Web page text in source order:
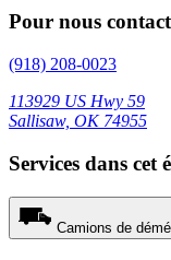
Pour nous
(918) 208-0023
113929 US Hwy 59
Sallisaw, OK 74955
Services dans cet
Camions de